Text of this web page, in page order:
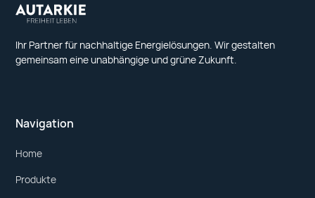
Ihr Partner für nachhaltige Energielösungen. Wir gestalten
gemeinsam eine unabhängige und grüne Zukunft.
Navigation
Home
Produkte